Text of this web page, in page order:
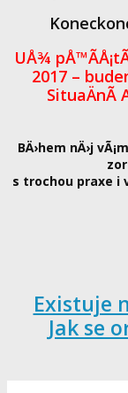
UÅ¾
2017 –
SituaÄnÃ­
BÄ›hem nÄ›j
s trochou praxe i
Existuje
Jak se